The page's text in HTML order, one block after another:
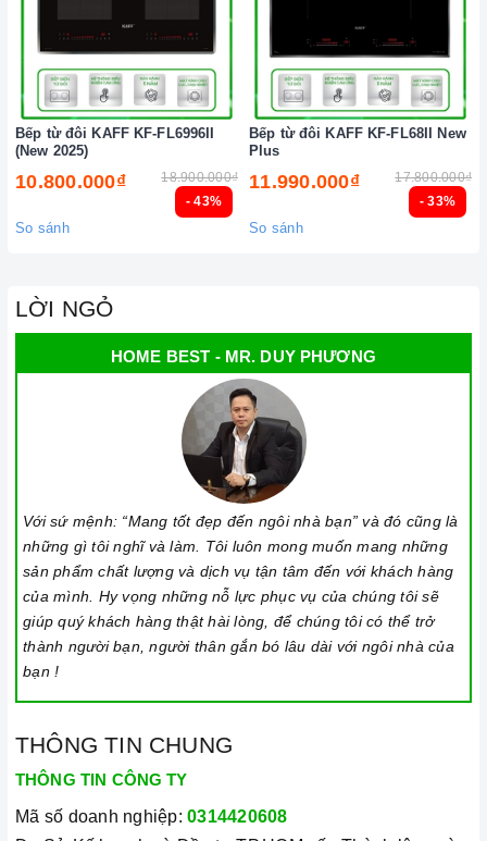
- 43%
Bếp từ đôi KAFF KF-FL6996II
(New 2025)
10.800.000₫ 18.900.000₫
So sánh
- 33%
Bếp từ đôi KAFF KF-FL68II New
Plus
11.990.000₫ 17.800.000₫
So sánh
LỜI NGỎ
HOME BEST - MR. DUY PHƯƠNG
Với sứ mệnh: “Mang tốt đẹp đến ngôi nhà bạn” và đó cũng là
những gì tôi nghĩ và làm. Tôi luôn mong muốn mang những
sản phẩm chất lượng và dịch vụ tận tâm đến với khách hàng
của mình. Hy vọng những nỗ lực phục vụ của chúng tôi sẽ
giúp quý khách hàng thật hài lòng, để chúng tôi có thể trở
thành người bạn, người thân gắn bó lâu dài với ngôi nhà của
bạn !
THÔNG TIN CHUNG
THÔNG TIN CÔNG TY
Mã số doanh nghiệp: 0314420608